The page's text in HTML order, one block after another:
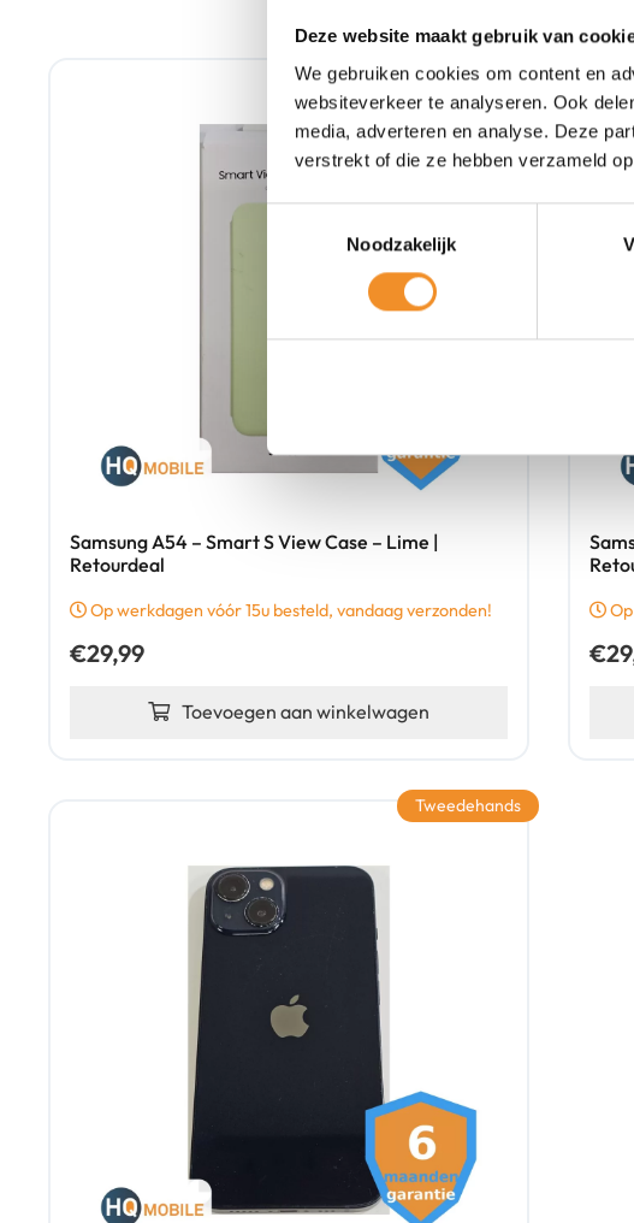
Deze website maakt gebruik van
We gebruiken cookies om content en
websiteverkeer te analyseren. Ook
media, adverteren en analyse. Deze
verstrekt of die ze hebben verzameld
Noodzakelijk
Samsung A54 – Smart S View Case – Lime |
Retourdeal
Op werkdagen vóór 15u besteld, vandaag verzonden!
€29,99
Toevoegen aan winkelwagen
Retour Deal
€
Tweedehands